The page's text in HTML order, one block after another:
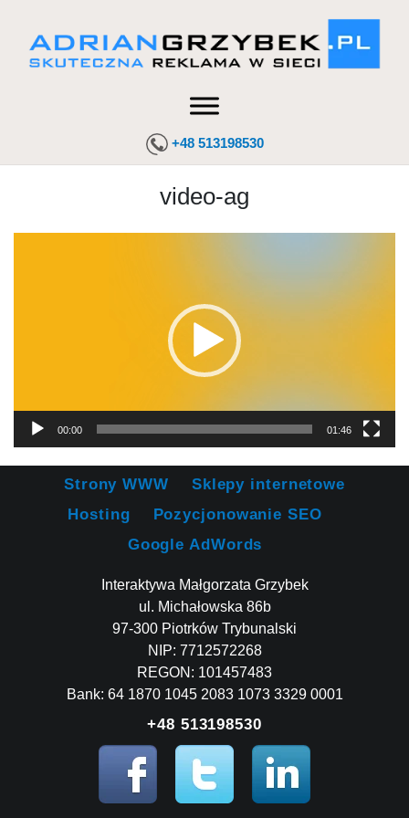
+48 513198530
video-ag
00:00 01:46
Strony WWW
Sklepy internetowe
Hosting
Pozycjonowanie SEO
Google AdWords
Interaktywa Małgorzata Grzybek
ul. Michałowska 86b
97-300 Piotrków Trybunalski
NIP: 7712572268
REGON: 101457483
Bank: 64 1870 1045 2083 1073 3329 0001
+48 513198530